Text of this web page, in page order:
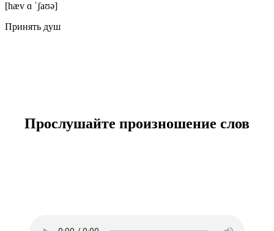
[hæv ɑ ˈʃaʊə]
Принять душ
Прослушайте произношение слов